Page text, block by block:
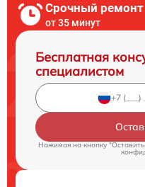
Срочный ремонт
от 35 минут
Бесплатная
специалистом
Нажимая на кнопку